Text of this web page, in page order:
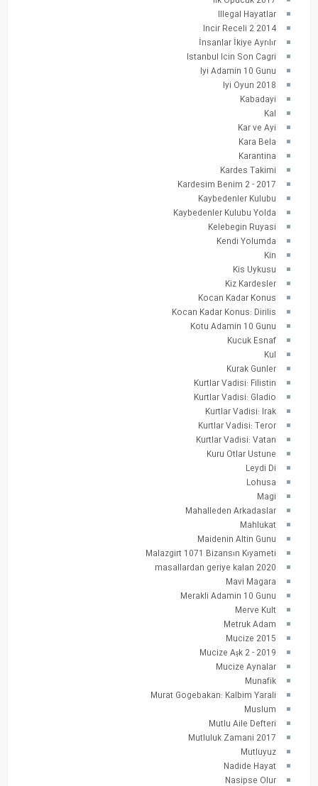
Illegal Hayatlar
Incir Receli 2 2014
İnsanlar İkiye Ayrılır
Istanbul Icin Son Cagri
Iyi Adamin 10 Gunu
Iyi Oyun 2018
Kabadayi
Kal
Kar ve Ayi
Kara Bela
Karantina
Kardes Takimi
Kardesim Benim 2 - 2017
Kaybedenler Kulubu
Kaybedenler Kulubu Yolda
Kelebegin Ruyasi
Kendi Yolumda
Kin
Kis Uykusu
Kiz Kardesler
Kocan Kadar Konus
Kocan Kadar Konus: Dirilis
Kotu Adamin 10 Gunu
Kucuk Esnaf
Kul
Kurak Gunler
Kurtlar Vadisi: Filistin
Kurtlar Vadisi: Gladio
Kurtlar Vadisi: Irak
Kurtlar Vadisi: Teror
Kurtlar Vadisi: Vatan
Kuru Otlar Ustune
Leydi Di
Lohusa
Magi
Mahalleden Arkadaslar
Mahlukat
Maidenin Altin Gunu
Malazgirt 1071 Bizansın Kıyameti
masallardan geriye kalan 2020
Mavi Magara
Merakli Adamin 10 Gunu
Merve Kult
Metruk Adam
Mucize 2015
Mucize Aşk 2 - 2019
Mucize Aynalar
Munafik
Murat Gogebakan: Kalbim Yarali
Muslum
Mutlu Aile Defteri
Mutluluk Zamani 2017
Mutluyuz
Nadide Hayat
Nasipse Olur